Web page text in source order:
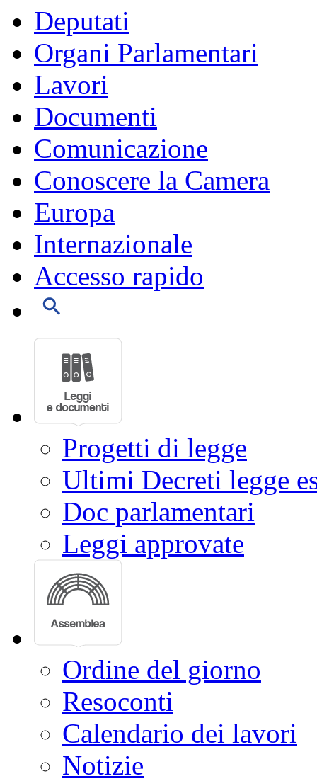
Deputati
Organi Parlamentari
Lavori
Documenti
Comunicazione
Conoscere la Camera
Europa
Internazionale
Accesso rapido
Progetti di legge
Ultimi Decreti legge
Doc parlamentari
Leggi approvate
Ordine del giorno
Resoconti
Calendario dei lavori
Notizie